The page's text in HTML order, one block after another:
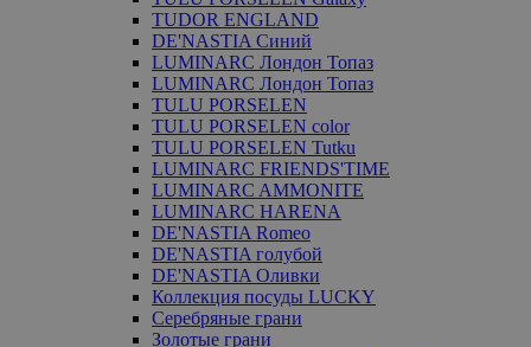
TUDOR ENGLAND
DE'NASTIA Синий
LUMINARC Лондон Топаз
LUMINARC Лондон Топаз
TULU PORSELEN
TULU PORSELEN color
TULU PORSELEN Tutku
LUMINARC FRIENDS'TIME
LUMINARC AMMONITE
LUMINARC HARENA
DE'NASTIA Romeo
DE'NASTIA голубой
DE'NASTIA Оливки
Коллекция посуды LUCKY
Серебряные грани
Золотые грани